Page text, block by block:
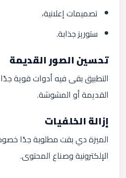
تصميمات إعلانية،
ستوريز جذابة.
تحسين الصور القديمة
التطبيق بقى فيه أدوات قوية
القديمة أو المشوشة.
إزالة الخلفيات
الميزة دي بقت مطلوبة جدًا
الإلكترونية وصناع المحتوى.